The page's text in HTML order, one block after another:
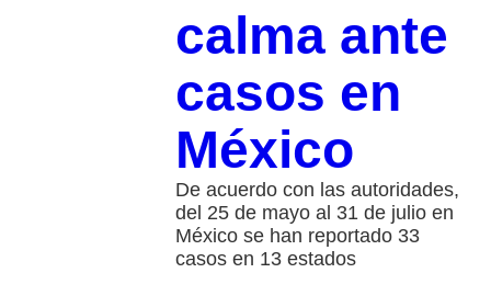
calma ante
casos en
México
De acuerdo con las autoridades,
del 25 de mayo al 31 de julio en
México se han reportado 33
casos en 13 estados